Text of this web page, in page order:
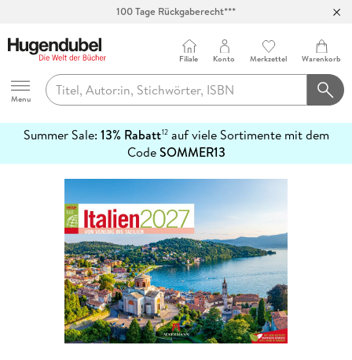
Abholung in über 100 Filialen
Hugendubel
Menu
Filiale Konto Merkzettel Warenkorb
Summer Sale: 13% Rabatt12auf viele Sortimente mit dem
CodeSOMMER13
erfahren